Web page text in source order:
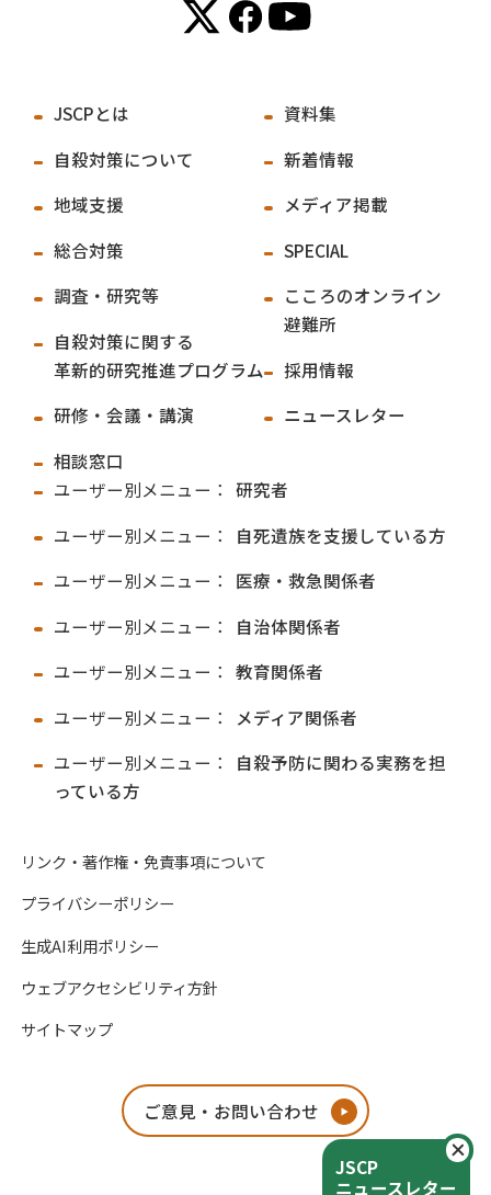
JSCP
ニュースレター
JSCPとは
自殺対策について
地域支援
総合対策
調査・研究等
自殺対策に関する
革新的研究推進プログラム
研修・会議・講演
相談窓口
資料集
新着情報
メディア掲載
SPECIAL
こころのオンライン
避難所
採用情報
ニュースレター
ユーザー別メニュー： 研究者
ユーザー別メニュー：
自死遺族を支援している方
ユーザー別メニュー：
医療・救急関係者
ユーザー別メニュー：
自治体関係者
ユーザー別メニュー： 教育関係者
ユーザー別メニュー：
メディア関係者
ユーザー別メニュー：
自殺予防に関わる実務を担
っている方
リンク・著作権・免責事項について
プライバシーポリシー
生成AI利用ポリシー
ウェブアクセシビリティ方針
サイトマップ
ご意見・お問い合わせ